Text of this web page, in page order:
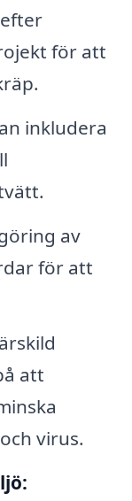
för att
inkludera
av
för att
att
virus.